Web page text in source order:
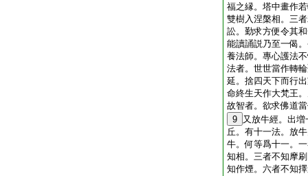
福之縁。塔中畫作
雙樹入涅槃相。三
訟。勤求方便令其
能讀誦説乃至一偈
養法師。專心護法
法者。世世當作轉
延。捨四天下而行
命終生天作大梵王
故智者。欲求佛道
9 又放牛經。出
丘。有十一法。放
牛。何等爲十一。
知相。三者不知摩
知作煙。六者不知